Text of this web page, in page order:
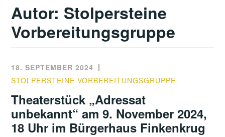
Autor: Stolpersteine
Vorbereitungsgruppe
18. SEPTEMBER 2024
STOLPERSTEINE VORBEREITUNGSGRUPPE
Theaterstück „Adressat
unbekannt“ am 9. November 2024,
18 Uhr im Bürgerhaus Finkenkrug